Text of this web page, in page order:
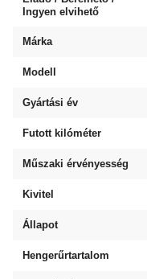
Ingyen elvihető
Márka
Modell
Gyártási év
Futott kilóméter
Műszaki érvényesség
Kivitel
Állapot
Hengerűrtartalom